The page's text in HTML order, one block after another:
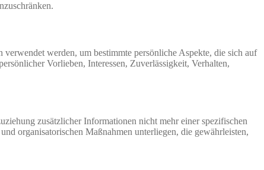
werden, um bestimmte persönliche Aspekte, die sich auf
Vorlieben, Interessen, Zuverlässigkeit, Verhalten,
zusätzlicher Informationen nicht mehr einer spezifischen
organisatorischen Maßnahmen unterliegen, die gewährleisten,